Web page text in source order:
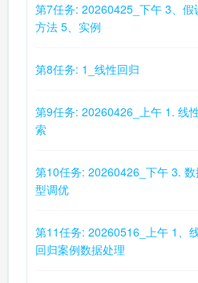
第7任务: 20260425_下午 3、
方法 5、实例
第8任务: 1_线性回归
第9任务: 20260426_上午 1. 线
索
第10任务: 20260426_下午 3.
型调优
第11任务: 20260516_上午 1、
回归案例数据处理